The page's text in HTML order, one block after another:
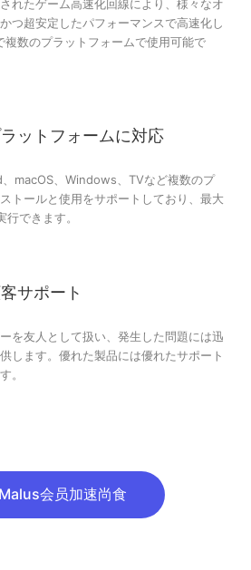
れたゲーム高速化回線により、様々なオ
つ超安定したパフォーマンスで高速化し
複数のプラットフォームで使用可能で
ットフォームに対応
macOS、Windows、TVなど複数のプ
トールと使用をサポートしており、最大
できます。
サポート
を友人として扱い、発生した問題には迅
します。優れた製品には優れたサポート
。
会员加速尚食